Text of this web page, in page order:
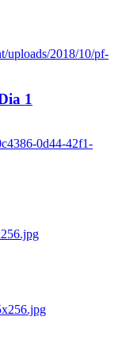
uploads/2018/10/pf-
1
0d44-42f1-